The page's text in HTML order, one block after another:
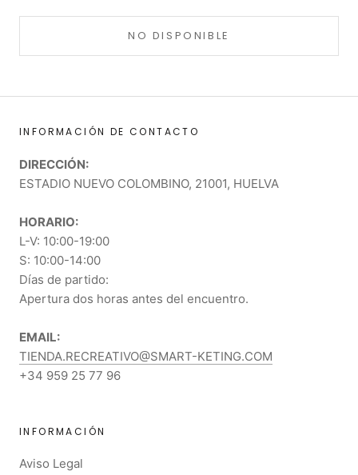
NO DISPONIBLE
INFORMACIÓN DE CONTACTO
DIRECCIÓN:
ESTADIO NUEVO COLOMBINO, 21001, HUELVA
HORARIO:
L-V: 10:00-19:00
S: 10:00-14:00
Días de partido:
Apertura dos horas antes del encuentro.
EMAIL:
TIENDA.RECREATIVO@SMART-KETING.COM
+34 959 25 77 96
INFORMACIÓN
Aviso Legal